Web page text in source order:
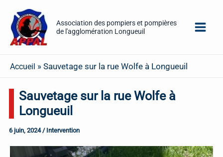
contenu
Association des pompiers et pompières
de l'agglomération Longueuil
Accueil » Sauvetage sur la rue Wolfe à Longueuil
Sauvetage sur la rue Wolfe à
Longueuil
6 juin, 2024/ Intervention